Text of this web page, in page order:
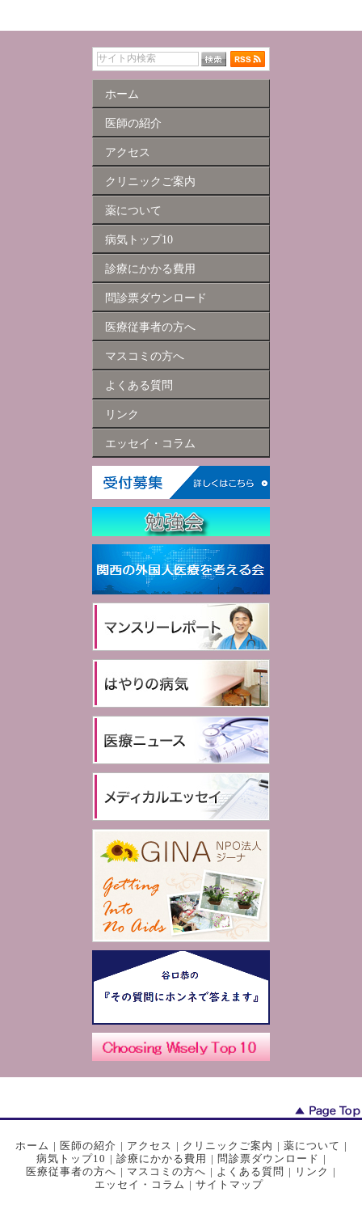
ホーム
医師の紹介
アクセス
クリニックご案内
薬について
病気トップ10
診療にかかる費用
問診票ダウンロード
医療従事者の方へ
マスコミの方へ
よくある質問
リンク
エッセイ・コラム
ホーム | 医師の紹介 | アクセス | クリニックご案内 | 薬について |
病気トップ10 | 診療にかかる費用 | 問診票ダウンロード |
医療従事者の方へ | マスコミの方へ | よくある質問 | リンク |
エッセイ・コラム | サイトマップ